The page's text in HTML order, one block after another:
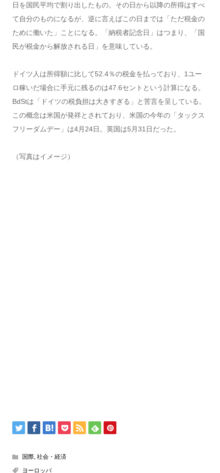
日を国民平均で割り出したもの。その日から以降の所得はすべ
て自分のものになるが、逆に言えばこの日までは「ただ税金の
ために働いた」ことになる。「納税者記念日」はつまり、「国
民が税金から解放される日」を意味している。
ドイツ人は所得額に比して52.4％の税金を払っており、1ユー
ロ稼いだ場合に手元に残るのは47.6セントという計算になる。
BdStは「ドイツの税負担は大きすぎる」と苦言を呈している。
この概念は米国が発祥とされており、米国の今年の「タックス
フリーダムデー」は4月24日。英国は5月31日だった。
（写真はイメージ）
国際, 社会・経済
ヨーロッパ